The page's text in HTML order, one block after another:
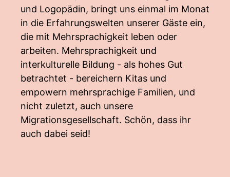
und Logopädin, bringt uns einmal im Monat
in die Erfahrungswelten unserer Gäste ein,
die mit Mehrsprachigkeit leben oder
arbeiten. Mehrsprachigkeit und
interkulturelle Bildung - als hohes Gut
betrachtet - bereichern Kitas und
empowern mehrsprachige Familien, und
nicht zuletzt, auch unsere
Migrationsgesellschaft. Schön, dass ihr
auch dabei seid!